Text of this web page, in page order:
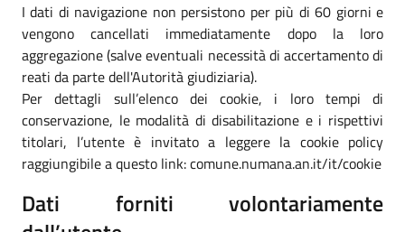
I dati di navigazione non persistono per più di 60 giorni e
vengono cancellati immediatamente dopo la loro
aggregazione (salve eventuali necessità di accertamento di
reati da parte dell'Autorità giudiziaria).
Per dettagli sull’elenco dei cookie, i loro tempi di
conservazione, le modalità di disabilitazione e i rispettivi
titolari, l’utente è invitato a leggere la cookie policy
raggiungibile a questo link: comune.numana.an.it/it/cookie
Dati forniti volontariamente